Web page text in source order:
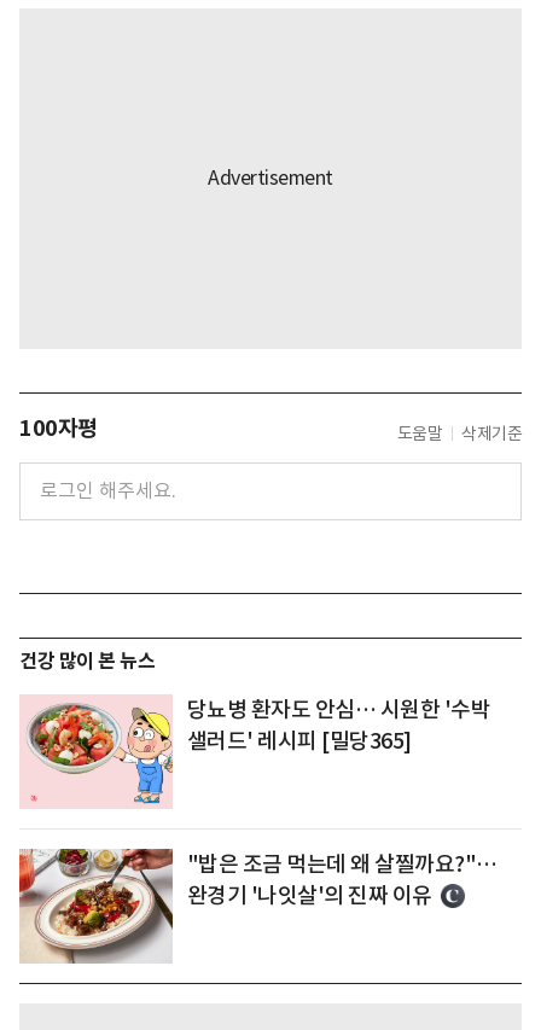
100자평 도움말 삭제기준
건강 많이 본 뉴스
당뇨병 환자도 안심… 시원한 '수박
샐러드' 레시피 [밀당365]
"밥은 조금 먹는데 왜 살찔까요?"…
완경기 '나잇살'의 진짜 이유